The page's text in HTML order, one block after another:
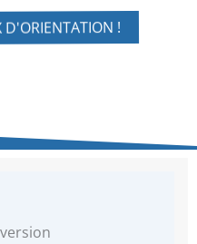
D'ORIENTATION !